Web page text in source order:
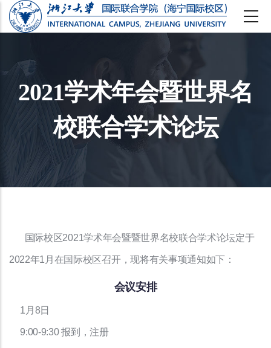
跳
转
主
2021学术年会暨世界名
校联合学术论坛
国际校区2021学术年会暨暨世界名校联合学术论坛定于
2022年1月在国际校区召开，现将有关事项通知如下：
会议安排
1月8日
9:00-9:30 报到，注册